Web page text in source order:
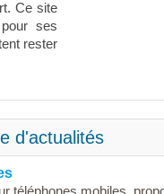
Ce site
ses
rester
d'actualités